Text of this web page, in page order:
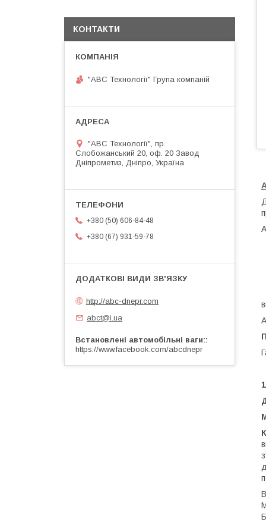
КОНТАКТИ
"АВС Технології" Група компаній
"АВС Технології", пр.
Слобожанський 20, оф. 20 Завод
Дніпрометиз, Дніпро, Україна
+380 (50) 606-84-48
+380 (67) 931-59-78
http://abc-dnepr.com
abct@i.ua
Встановлені автомобільні ваги:
https://www.facebook.com/abcdnepr